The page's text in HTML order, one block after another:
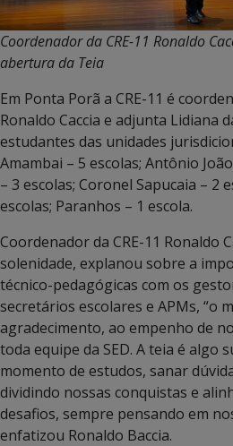
Coordenador da CRE-11 Ronaldo
abertura da Teia
Em Ponta Porã a CRE-11 é
Ronaldo Caccia e adjunta Lidiana
estudantes das unidades
Amambai – 5 escolas; Antônio
– 3 escolas; Coronel Sapucaia – 2
escolas; Paranhos – 1 escola.
Coordenador da CRE-11 Ronaldo
solenidade, explanou sobre a
técnico-pedagógicas com os
secretários escolares e APMs, “o
agradecimento, ao empenho de
toda equipe da SED. A teia é algo
momento de estudos, sanar
dividindo nossas conquistas e
desafios, sempre pensando em
enfatizou Ronaldo Baccia.